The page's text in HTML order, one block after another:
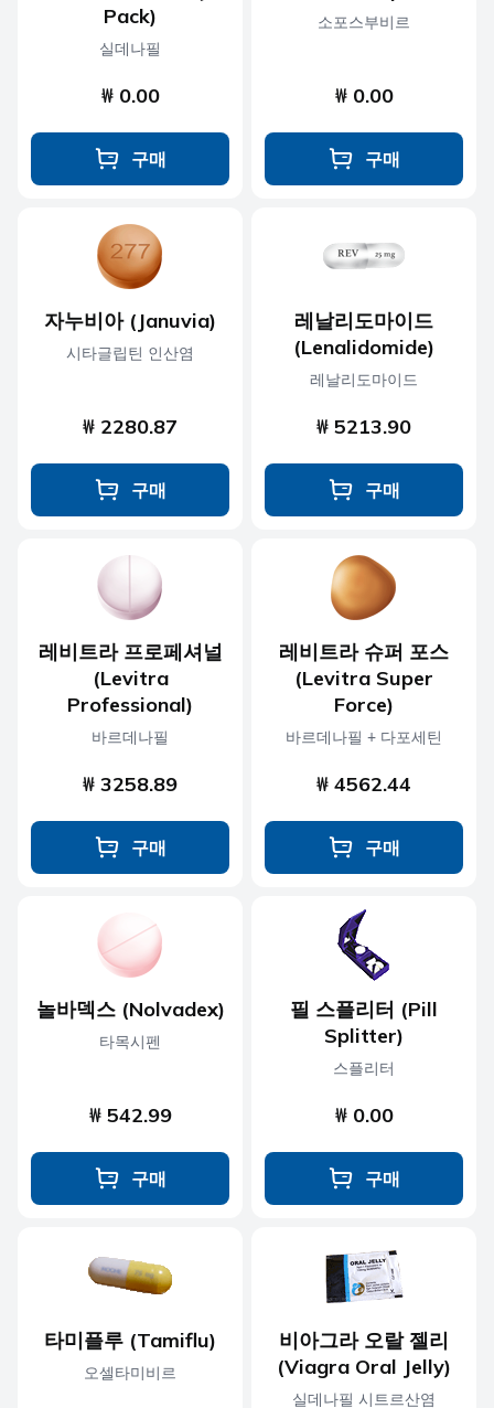
Pack)
실데나필
₩ 0.00
구매
소포스부비르
₩ 0.00
구매
자누비아 (Januvia)
시타글립틴 인산염
₩ 2280.87
구매
레날리도마이드
(Lenalidomide)
레날리도마이드
₩ 5213.90
구매
레비트라 프로페셔널
(Levitra
Professional)
바르데나필
₩ 3258.89
구매
레비트라 슈퍼 포스
(Levitra Super
Force)
바르데나필 + 다포세틴
₩ 4562.44
구매
놀바덱스 (Nolvadex)
타목시펜
₩ 542.99
구매
필 스플리터 (Pill
Splitter)
스플리터
₩ 0.00
구매
타미플루 (Tamiflu)
오셀타미비르
비아그라 오랄 젤리
(Viagra Oral Jelly)
실데나필 시트르산염